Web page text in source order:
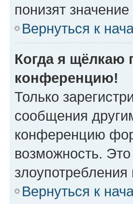
понизят
Вернуться к
Когда я щёлкаю
конференцию!
Только
сообщения
конференцию
возможность.
Вернуться к